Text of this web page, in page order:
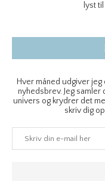
lyst
Hver måned udgiver
nyhedsbrev. Jeg
univers og krydrer det
skriv dig